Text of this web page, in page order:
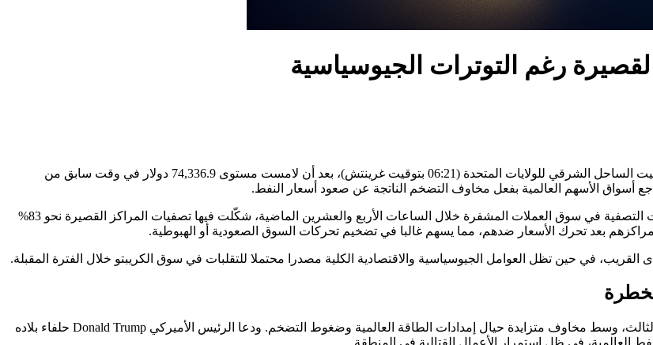
تداولت Bitcoin مرتفعة بنسبة 3.4% عند 73,892.4 دولار بحلول الساعة 02:21 بتوقيت الساحل الشرقي للولايات المتحدة (06:21 بتوقيت غرينتش)، بعد أن لامست مستوى 74,336.9 دولار في وقت سابق من
أظهرت بيانات منصة CoinGlass تسجيل ما يقرب من 344 مليون دولار من عمليات التصفية في سوق العملات المشفرة خلال الساعات الأربع والعشرين الماضية، شكّلت فيها تصفيات المراكز القصيرة نحو 83%
مراكزهم بعد تحرك الأسعار ضدهم، مما يسهم غالبا في تضخيم تحركات السوق الصعودية أو الهبوطية.
في حين تظل العوامل الجيوسياسية والاقتصادية الكلية مصدرا محتملا للتقلبات في سوق الكريبتو خلال الفترة المقبلة.
استمر الحذر في معنويات السوق مع دخول الصراع في الشرق الأوسط أسبوعه الثالث، وسط مخاوف متزايدة حيال إمدادات الطاقة العالمية وضغوط التضخم. ودعا الرئيس الأميركي Donald Trump حلفاء بلاده
العالمية، في ظل استمرار الأعمال القتالية في المنطقة.